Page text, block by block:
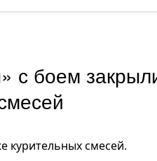
с боем
курительных смесей.